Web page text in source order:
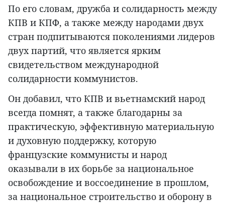
По его словам, дружба и солидарность между
КПВ и КПФ, а также между народами двух
стран подпитываются поколениями лидеров
двух партий, что является ярким
свидетельством международной
солидарности коммунистов.
Он добавил, что КПВ и вьетнамский народ
всегда помнят, а также благодарны за
практическую, эффективную материальную
и духовную поддержку, которую
французские коммунисты и народ
оказывали в их борьбе за национальное
освобождение и воссоединение в прошлом,
за национальное строительство и оборону в